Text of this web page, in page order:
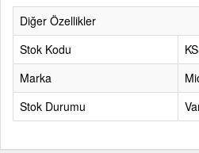
Diğer Özellikler
Stok Kodu
Marka
Stok Durumu